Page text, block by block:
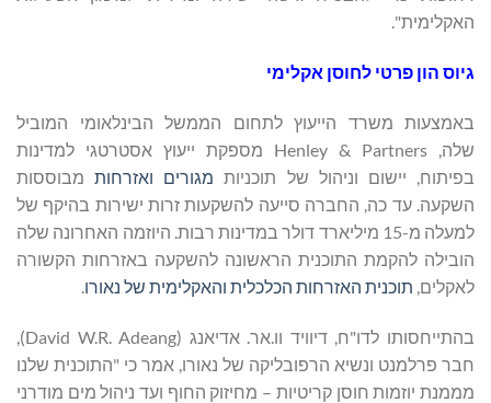
האקלימית".
גיוס הון פרטי לחוסן אקלימי
באמצעות משרד הייעוץ לתחום הממשל הבינלאומי המוביל
שלה, Henley & Partners מספקת ייעוץ אסטרטגי למדינות
בפיתוח, יישום וניהול של תוכניות מגורים ואזרחותמבוססות
השקעה. עד כה, החברה סייעה להשקעות זרות ישירות בהיקף של
למעלה מ-15 מיליארד דולר במדינות רבות. היוזמה האחרונה שלה
הובילה להקמת התוכנית הראשונה להשקעה באזרחות הקשורה
לאקלים, תוכנית האזרחות הכלכלית והאקלימית של נאורו
בהתייחסותו לדו"ח, דיוויד וו.אר. אדיאנג (David W.R. Adeang),
חבר פרלמנט ונשיא הרפובליקה של נאורו, אמר כי "התוכנית שלנו
מממנת יוזמות חוסן קריטיות – מחיזוק החוף ועד ניהול מים מודרני